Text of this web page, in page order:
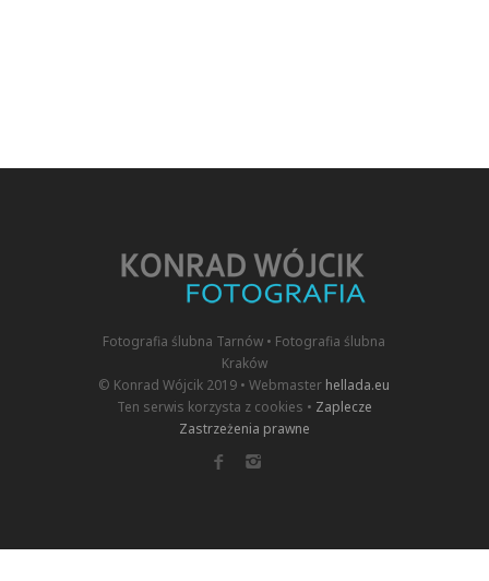
Fotografia ślubna Tarnów • Fotografia ślubna
Kraków
© Konrad Wójcik 2019 • Webmaster hellada.eu
Ten serwis korzysta z cookies • Zaplecze
Zastrzeżenia prawne